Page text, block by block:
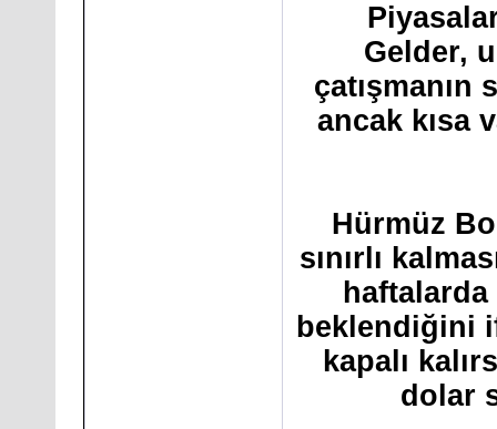
Gelder,
çatışmanın
ancak kısa
Hürmüz
sınırlı
haftalarda
beklendiğini
kapalı
dolar